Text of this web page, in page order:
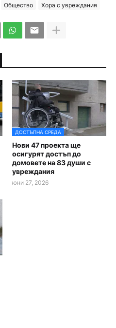
Общество Хора с увреждания
ДОСТЪПНА СРЕДА
Нови 47 проекта ще
осигурят достъп до
домовете на 83 души с
увреждания
юни 27, 2026